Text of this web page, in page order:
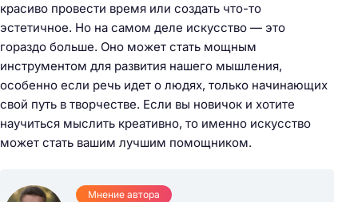
красиво провести время или создать что-то
эстетичное. Но на самом деле искусство — это
гораздо больше. Оно может стать мощным
инструментом для развития нашего мышления,
особенно если речь идет о людях, только начинающих
свой путь в творчестве. Если вы новичок и хотите
научиться мыслить креативно, то именно искусство
может стать вашим лучшим помощником.
Мнение автора